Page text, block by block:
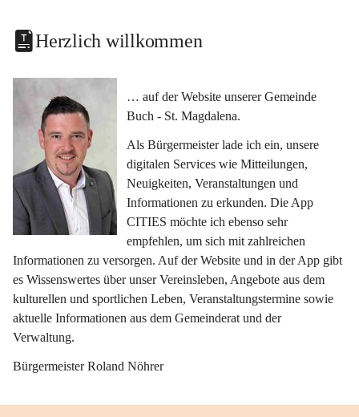
Herzlich willkommen
… auf der Website unserer Gemeinde
Buch - St. Magdalena.
Als Bürgermeister lade ich ein, unsere
digitalen Services wie Mitteilungen,
Neuigkeiten, Veranstaltungen und
Informationen zu erkunden. Die App
CITIES möchte ich ebenso sehr
empfehlen, um sich mit zahlreichen
Informationen zu versorgen. Auf der Website und in der App gibt
es Wissenswertes über unser Vereinsleben, Angebote aus dem
kulturellen und sportlichen Leben, Veranstaltungstermine sowie
aktuelle Informationen aus dem Gemeinderat und der
Verwaltung.
Bürgermeister Roland Nöhrer